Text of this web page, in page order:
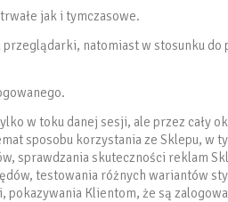
jak i tymczasowe.
natomiast w stosunku do
w toku danej sesji, ale przez cały
sposobu korzystania ze Sklepu, w
sprawdzania skuteczności reklam
testowania różnych wariantów
Klientom, że są